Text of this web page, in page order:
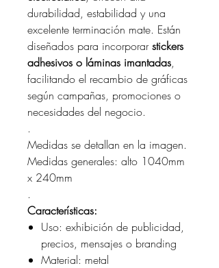
durabilidad, estabilidad y una
excelente terminación mate. Están
diseñados para incorporarstickers
adhesivos o láminas imantadas,
facilitando el recambio de gráficas
según campañas, promociones o
necesidades del negocio.
.
Medidas se detallan en la imagen.
Medidas generales: alto 1040mm
x 240mm
.
Características:
Uso: exhibición de publicidad,
precios, mensajes o branding
Material: metal